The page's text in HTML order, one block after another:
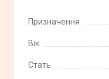
Призначення
Вік
Стать